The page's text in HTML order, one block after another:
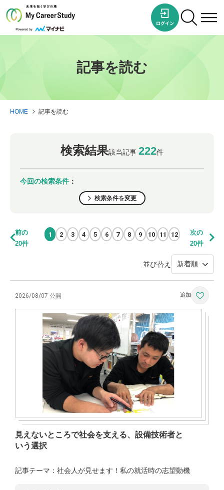
記事を読む
HOME 記事を読む
検索結果該当記事 222件
今回の検索条件 ：
検索条件を変更
前の
20件
1 2 3 4 5 6 7 8 9 10 11 12
次の
20件
並び替え
2026/08/07 公開
見えないところで社会を支える、設備技術者と
いう選択
記事テーマ：社会人が見せます！私の就活時の志望動機